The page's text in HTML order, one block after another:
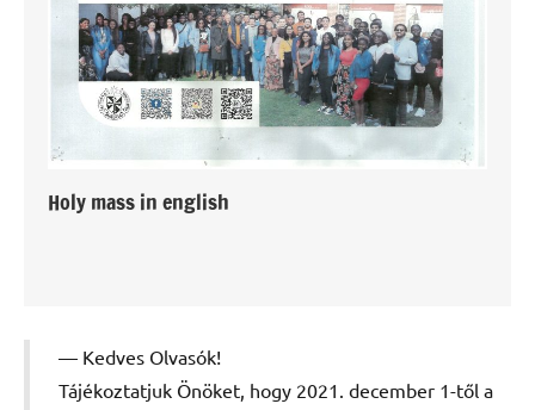
Holy mass in english
Kedves Olvasók!
Tájékoztatjuk Önöket, hogy 2021. december 1-től a